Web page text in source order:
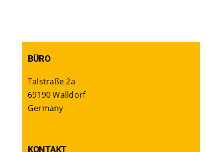
BÜRO
Talstraße 2a
69190 Walldorf
Germany
KONTAKT